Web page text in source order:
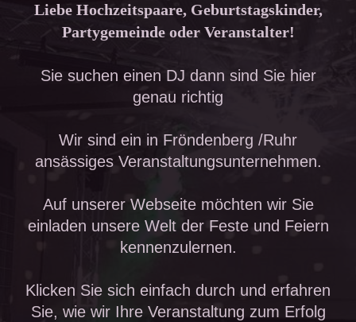
Liebe Hochzeitspaare, Geburtstagskinder,
Partygemeinde oder Veranstalter!
Sie suchen einen DJ dann sind Sie hier
genau richtig
Wir sind ein in Fröndenberg /Ruhr
ansässiges Veranstaltungsunternehmen.
Auf unserer Webseite möchten wir Sie
einladen unsere Welt der Feste und Feiern
kennenzulernen.
Klicken Sie sich einfach durch und erfahren
Sie, wie wir Ihre Veranstaltung zum Erfolg